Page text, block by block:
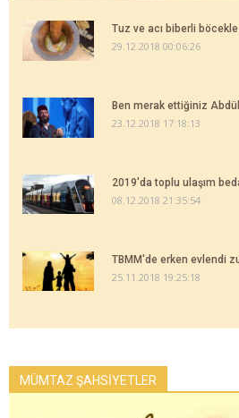
Tuz ve acı biberli
29.12.2018 00:06:26
Ben merak ettiğiniz
23.12.2018 17:18:13
2019'da toplu ulaşım
08.12.2018 21:35:54
TBMM'de erken evlendi
25.11.2018 19:25:18
MÜMTAZ ŞAHSİYETLER